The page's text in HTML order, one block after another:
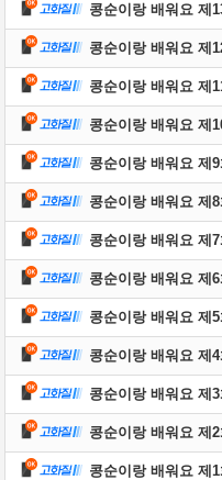
콩순이랑 배워요 제
콩순이랑 배워요 제
콩순이랑 배워요 제
콩순이랑 배워요 제
콩순이랑 배워요 제
콩순이랑 배워요 제
콩순이랑 배워요 제
콩순이랑 배워요 제
콩순이랑 배워요 제
콩순이랑 배워요 제
콩순이랑 배워요 제
콩순이랑 배워요 제
콩순이랑 배워요 제